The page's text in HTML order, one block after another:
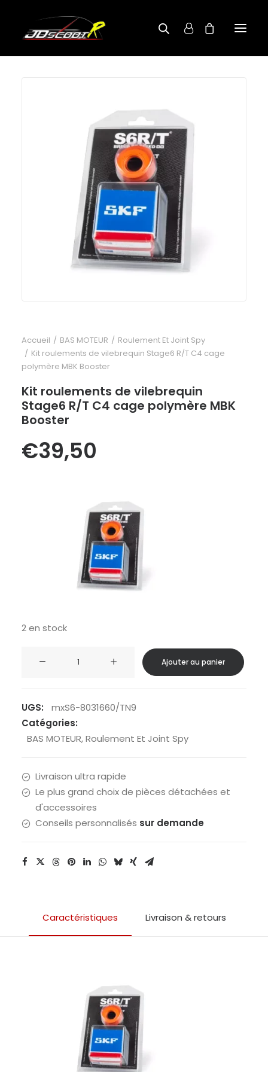
RECHERCHE PAR MODÈLE
Accueil BAS MOTEUR
Roulement Et Joint Spy
Kit roulements de vilebrequin Stage6 R/T C4 cage
polymère MBK Booster
Kit roulements de vilebrequin
Stage6 R/T C4 cage polymère MBK
Booster
€39,50
2 en stock
vilebrequin
C4
cage
polymère
MBK
Ajouter au panier
UGS:
mxS6-8031660/TN9
Catégories:
BAS MOTEUR,Roulement Et Joint Spy
Livraison ultra rapide
Le plus grand choix de pièces détachées et
d'accessoires
Conseils personnalisés sur demande
Caractéristiques Livraison & retours